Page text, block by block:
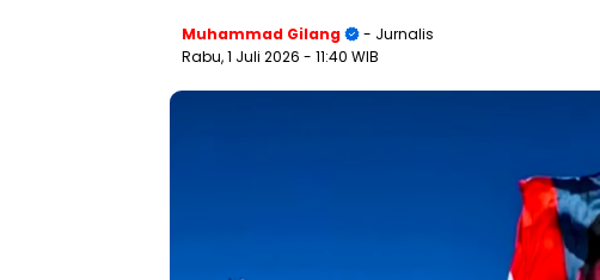
Muhammad Gilang
- Jurnalis
Rabu, 1 Juli 2026 - 11:40 WIB